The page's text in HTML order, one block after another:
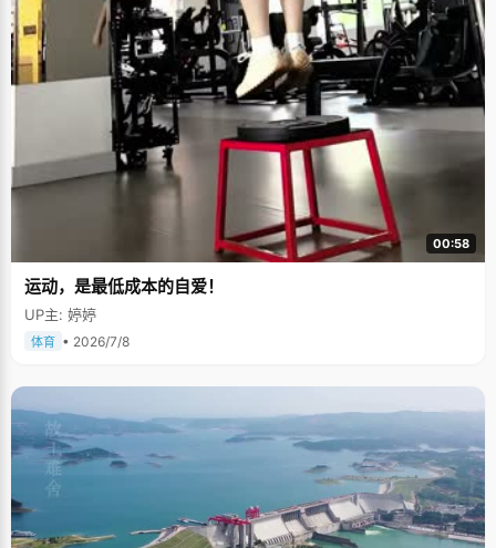
00:58
运动，是最低成本的自爱！
UP主: 婷婷
体育 • 2026/7/8